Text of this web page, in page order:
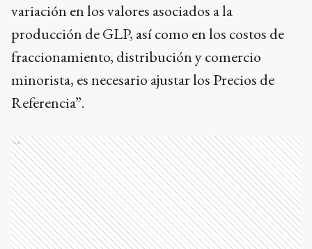
variación en los valores asociados a la
producción de GLP, así como en los costos de
fraccionamiento, distribución y comercio
minorista, es necesario ajustar los Precios de
Referencia”.
Ads